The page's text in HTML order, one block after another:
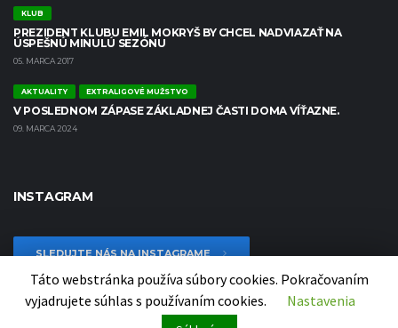
KLUB
PREZIDENT KLUBU EMIL MOKRYŠ BY CHCEL NADVIAZAŤ NA
ÚSPEŠNÚ MINULÚ SEZÓNU
05. MARCA 2017
AKTUALITY EXTRALIGOVÉ MUŽSTVO
V POSLEDNOM ZÁPASE ZÁKLADNEJ ČASTI DOMA VÍŤAZNE.
09. MARCA 2024
INSTAGRAM
SLEDUJTE NÁS NA INSTAGRAME
Táto webstránka používa súbory cookies. Pokračovaním
vyjadrujete súhlas s používaním cookies.
Nastavenia